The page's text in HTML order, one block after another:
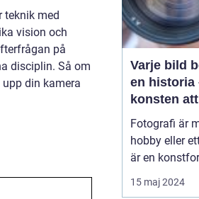
teknik med
vision och
på
disciplin. Så om
din kamera
Varje bild
en historia
konsten
fotograf
Fotografi är
hobby eller
är en
möjliggör för
frysa
15 maj 2024